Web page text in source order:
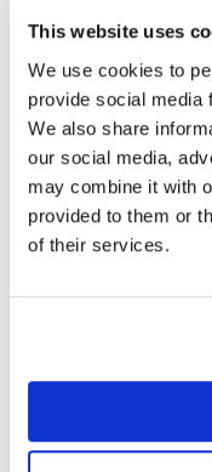
This website uses
We use cookies to
provide social media
We also share
our social media,
may combine it with
provided to them or
of their services.
Cosa ti piace
Articoli dedicati
Articoli dedicati a
Articoli con tips e
Articoli divertenti
In quanto di età
Desidero ricevere
** le sedi contrassegnate